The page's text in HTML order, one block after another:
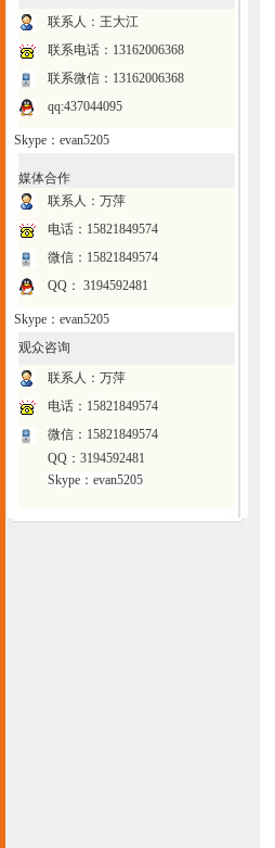
联系人：王大江
联系电话： 13162006368
联系微信：13162006368
qq:437044095
Skype：evan5205
媒体合作
联系人：万萍
电话：15821849574
微信：15821849574
QQ： 3194592481
Skype：evan5205
观众咨询
联系人：万萍
电话：15821849574
微信：15821849574
QQ：3194592481
Skype：evan5205